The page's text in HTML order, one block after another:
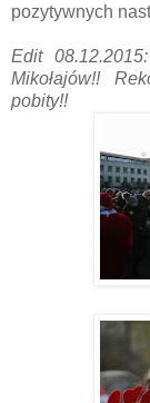
pozytywnych
Edit
Mikołajów!!
pobity!!